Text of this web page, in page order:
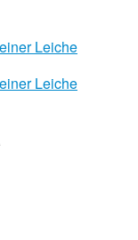
Leiche
Leiche